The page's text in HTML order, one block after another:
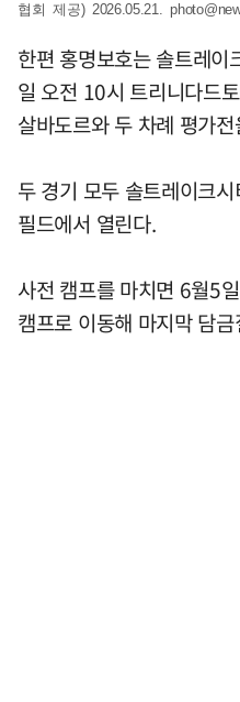
협회 제공) 2026.05.21.
한편 홍명보호는 솔트레
일 오전 10시 트리니다드
살바도르와 두 차례 평가
두 경기 모두 솔트레이크
필드에서 열린다.
사전 캠프를 마치면 6월5
캠프로 이동해 마지막 담